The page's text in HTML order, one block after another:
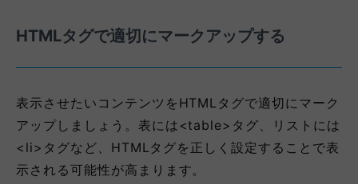
HTMLタグで適切にマークアップする
表示させたいコンテンツをHTMLタグで適切にマーク
アップしましょう。表には<table>タグ、リストには
<li>タグなど、HTMLタグを正しく設定することで表
示される可能性が高まります。